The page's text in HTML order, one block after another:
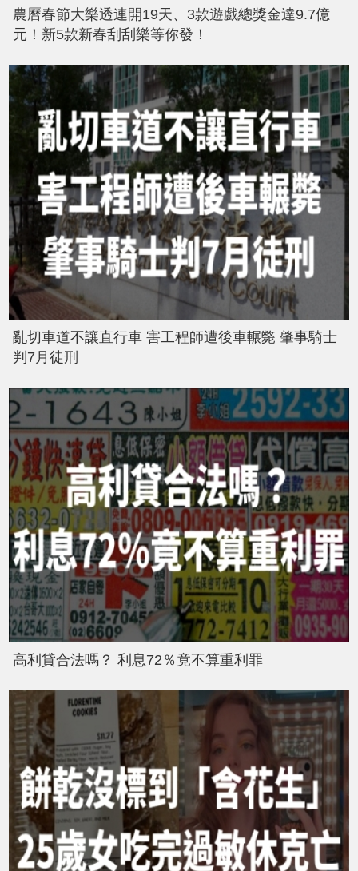
農曆春節大樂透連開19天、3款遊戲總獎金達9.7億
元！新5款新春刮刮樂等你發！
亂切車道不讓直行車 害工程師遭後車輾斃 肇事騎士
判7月徒刑
高利貸合法嗎？ 利息72％竟不算重利罪